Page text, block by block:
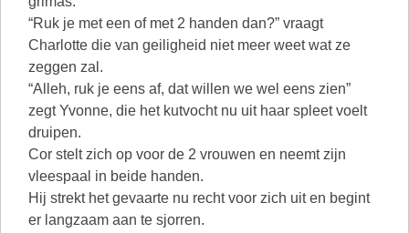
“Ruk je met een of met 2 handen dan?” vraagt
Charlotte die van geiligheid niet meer weet wat ze
zeggen zal.
“Alleh, ruk je eens af, dat willen we wel eens zien”
zegt Yvonne, die het kutvocht nu uit haar spleet voelt
druipen.
Cor stelt zich op voor de 2 vrouwen en neemt zijn
vleespaal in beide handen.
Hij strekt het gevaarte nu recht voor zich uit en begint
er langzaam aan te sjorren.